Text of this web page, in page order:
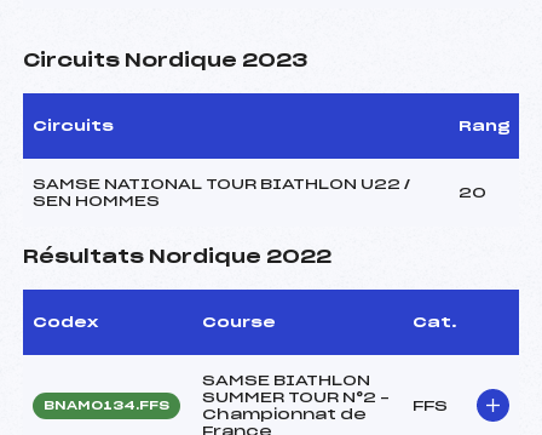
Circuits Nordique 2023
Circuits Rang
SAMSE NATIONAL TOUR BIATHLON U22 /
SEN HOMMES
20
Résultats Nordique 2022
Codex Course Cat.
BNAM0134.FFS
SAMSE BIATHLON
SUMMER TOUR N°2 –
Championnat de
France
FFS